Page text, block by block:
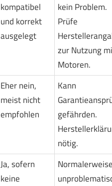
kompatibel
und korrekt
ausgelegt
kein Problem.
Prüfe
zur Nutzung
Motoren.
Eher nein,
meist nicht
empfohlen
Kann
gefährden.
nötig.
Ja, sofern
keine
Normalerweise